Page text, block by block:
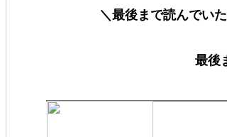
＼最後まで読んでい
最後